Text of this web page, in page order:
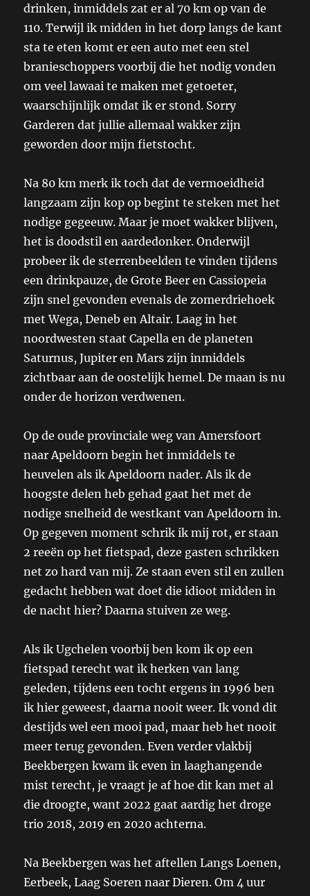
drinken, inmiddels zat er al 70 km op van de
110. Terwijl ik midden in het dorp langs de kant
sta te eten komt er een auto met een stel
branieschoppers voorbij die het nodig vonden
om veel lawaai te maken met getoeter,
waarschijnlijk omdat ik er stond. Sorry
Garderen dat jullie allemaal wakker zijn
geworden door mijn fietstocht.
Na 80 km merk ik toch dat de vermoeidheid
langzaam zijn kop op begint te steken met het
nodige gegeeuw. Maar je moet wakker blijven,
het is doodstil en aardedonker. Onderwijl
probeer ik de sterrenbeelden te vinden tijdens
een drinkpauze, de Grote Beer en Cassiopeia
zijn snel gevonden evenals de zomerdriehoek
met Wega, Deneb en Altair. Laag in het
noordwesten staat Capella en de planeten
Saturnus, Jupiter en Mars zijn inmiddels
zichtbaar aan de oostelijk hemel. De maan is nu
onder de horizon verdwenen.
Op de oude provinciale weg van Amersfoort
naar Apeldoorn begin het inmiddels te
heuvelen als ik Apeldoorn nader. Als ik de
hoogste delen heb gehad gaat het met de
nodige snelheid de westkant van Apeldoorn in.
Op gegeven moment schrik ik mij rot, er staan
2 reeën op het fietspad, deze gasten schrikken
net zo hard van mij. Ze staan even stil en zullen
gedacht hebben wat doet die idioot midden in
de nacht hier? Daarna stuiven ze weg.
Als ik Ugchelen voorbij ben kom ik op een
fietspad terecht wat ik herken van lang
geleden, tijdens een tocht ergens in 1996 ben
ik hier geweest, daarna nooit weer. Ik vond dit
destijds wel een mooi pad, maar heb het nooit
meer terug gevonden. Even verder vlakbij
Beekbergen kwam ik even in laaghangende
mist terecht, je vraagt je af hoe dit kan met al
die droogte, want 2022 gaat aardig het droge
trio 2018, 2019 en 2020 achterna.
Na Beekbergen was het aftellen Langs Loenen,
Eerbeek, Laag Soeren naar Dieren. Om 4 uur